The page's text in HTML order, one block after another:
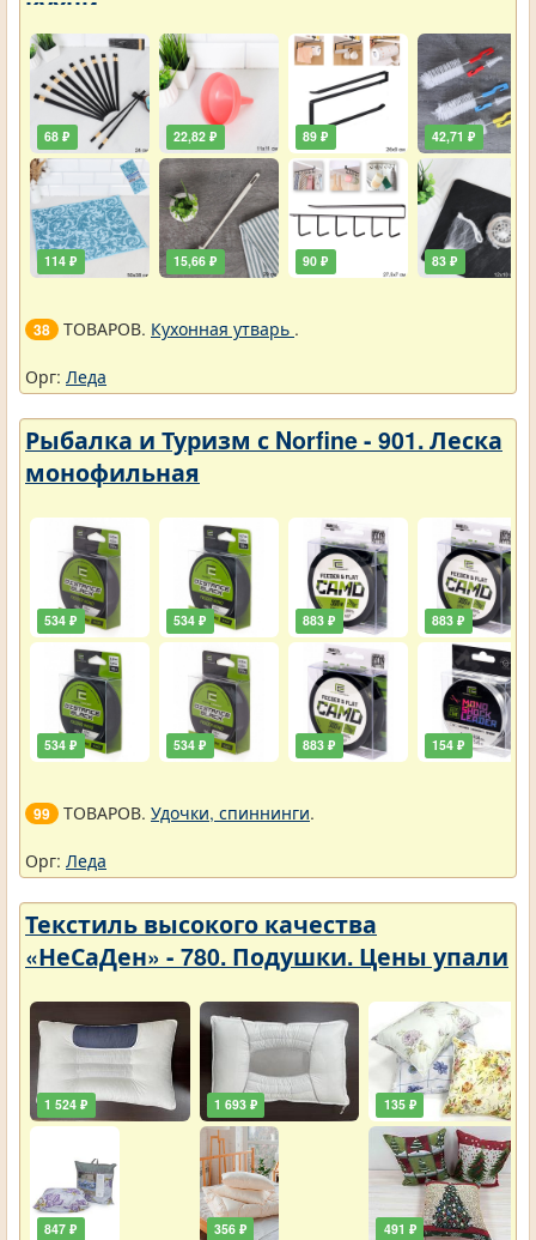
68 ₽
114 ₽
22,82 ₽
15,66 ₽
89 ₽
90 ₽
42,71 ₽
83 ₽
38 ТОВАРОВ. Кухонная утварь .
Орг: Леда
Рыбалка и Туризм с Norfine - 901. Леска
монофильная
534 ₽
534 ₽
534 ₽
534 ₽
883 ₽
883 ₽
883 ₽
154 ₽
99 ТОВАРОВ. Удочки, спиннинги.
Орг: Леда
Текстиль высокого качества
«НеСаДен» - 780. Подушки. Цены упали
1 524 ₽
847 ₽
1 693 ₽
356 ₽
135 ₽
491 ₽